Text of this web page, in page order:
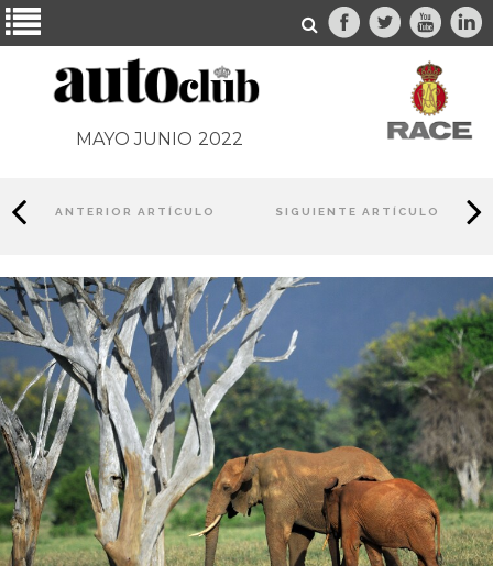
MAYO JUNIO 2022
ANTERIOR ARTÍCULO SIGUIENTE ARTÍCULO